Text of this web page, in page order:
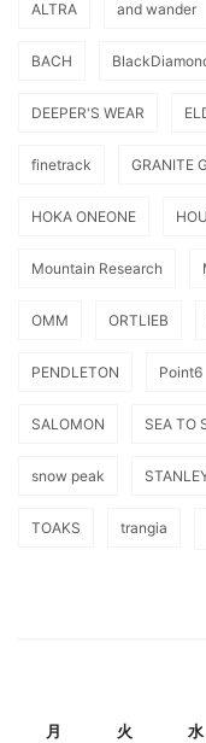
ALTRA and wander
BACH
DEEPER'S WEAR
finetrack GRANITE
HOKA ONEONE
Mountain Research
OMM ORTLIEB
PENDLETON Point6
SALOMON SEA TO
snow peak
TOAKS trangia
月 火 水